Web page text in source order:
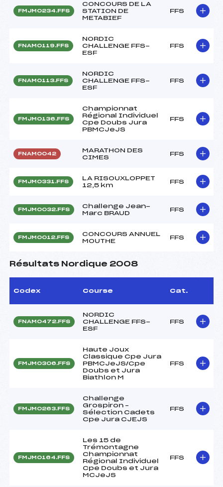
FMJM0234.FFS
CONCOURS DE LA
STATION DE
METABIEF
FFS
FNAM0119.FFS
NORDIC
CHALLENGE FFS-
ESF
FFS
FNAM0113.FFS
NORDIC
CHALLENGE FFS-
ESF
FFS
FMJM0136.FFS
Championnat
Régional Individuel
Cpe Doubs Jura
PBMCJeJS
FFS
FNAM0042
MARATHON DES
CIMES
FFS
FMJM0331.FFS
LA RISOUXLOPPET
12,5 km
FFS
FMJM0032.FFS
Challenge Jean-
Marc BRAUD
FFS
FMJM0012.FFS
CONCOURS ANNUEL
MOUTHE
FFS
Résultats Nordique 2008
Codex Course Cat.
FNAM0472.FFS
NORDIC
CHALLENGE FFS-
ESF
FFS
FMJM0306.FFS
Haute Joux
Classique Cpe Jura
PBMCJeJS/Cpe
Doubs et Jura
Biathlon M
FFS
FMJM0263.FFS
Challenge
Grospiron –
Sélection Cadets
Cpe Jura CJEJS
FFS
FMJM0164.FFS
Les 15 de
Trémontagne
Championnat
Régional Individuel
Cpe Doubs et Jura
MCJeJS
FFS